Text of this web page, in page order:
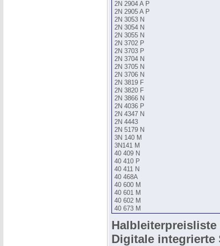
2N 2904 A P
2N 2905 A P
2N 3053 N
2N 3054 N
2N 3055 N
2N 3702 P
2N 3703 P
2N 3704 N
2N 3705 N
2N 3706 N
2N 3819 F
2N 3820 F
2N 3866 N
2N 4036 P
2N 4347 N
2N 4443
2N 5179 N
3N 140 M
3N141 M
40 409 N
40 410 P
40 411 N
40 468A
40 600 M
40 601 M
40 602 M
40 673 M
Halbleiterpreisliste
Digitale integrierte